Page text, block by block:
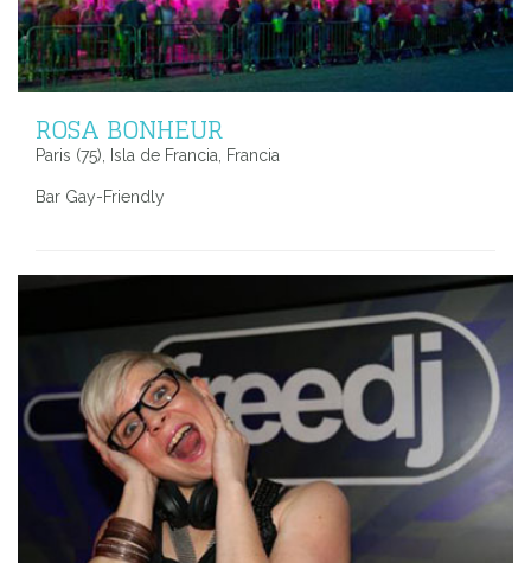
ROSA BONHEUR
Paris (75), Isla de Francia, Francia
Bar Gay-Friendly